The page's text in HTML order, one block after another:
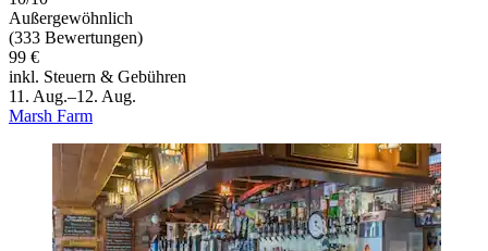
Außergewöhnlich
(333 Bewertungen)
99 €
inkl. Steuern & Gebühren
11. Aug.–12. Aug.
Marsh Farm